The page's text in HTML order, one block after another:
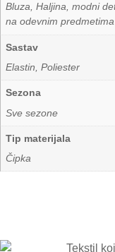
Bluza, Haljina, modni
na odevnim predmetima
Sastav
Elastin, Poliester
Sezona
Sve sezone
Tip materijala
Čipka